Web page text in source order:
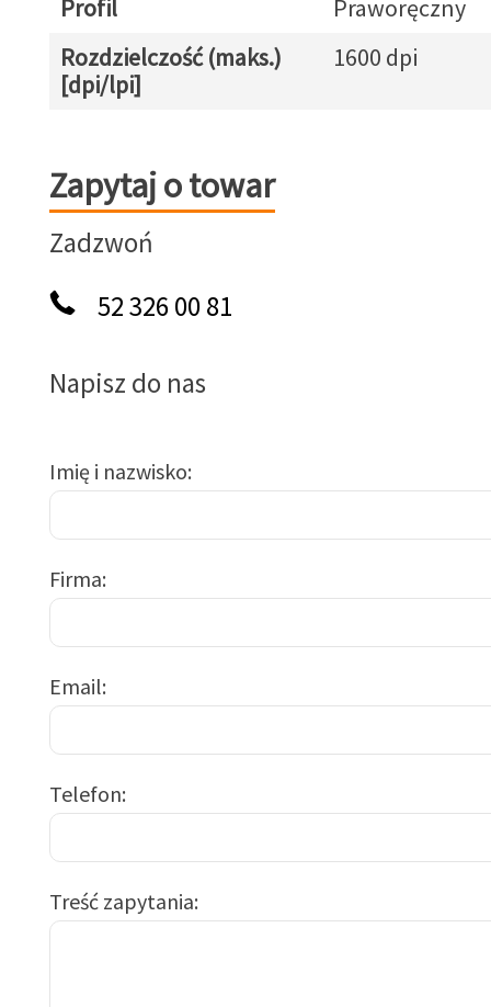
Profil
Praworęczny
Rozdzielczość (maks.)
[dpi/lpi]
1600 dpi
Zapytaj o towar
Zapytaj o towar
Zadzwoń
52 326 00 81
Napisz do nas
Imię i nazwisko
Firma
Email
Telefon
Treść zapytania